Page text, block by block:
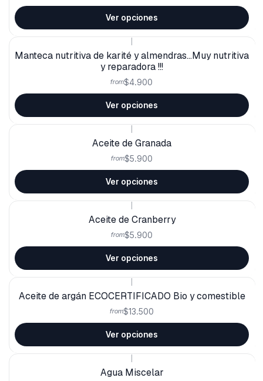
Ver opciones
Manteca nutritiva de karité y almendras...Muy nutritiva
y reparadora !!!
from$4.900
Ver opciones
Aceite de Granada
from$5.900
Ver opciones
Aceite de Cranberry
from$5.900
Ver opciones
Aceite de argán ECOCERTIFICADO Bio y comestible
from$13.500
Ver opciones
Agua Miscelar